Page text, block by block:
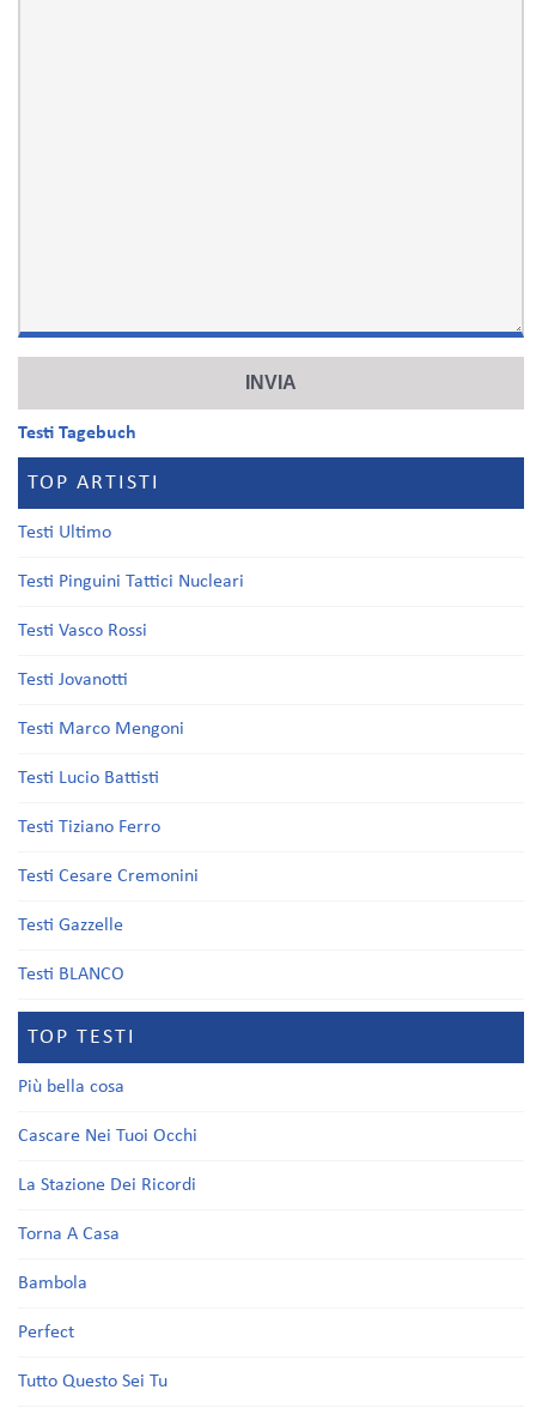
Testi Tagebuch
TOP ARTISTI
Testi Ultimo
Testi Pinguini Tattici Nucleari
Testi Vasco Rossi
Testi Jovanotti
Testi Marco Mengoni
Testi Lucio Battisti
Testi Tiziano Ferro
Testi Cesare Cremonini
Testi Gazzelle
Testi BLANCO
TOP TESTI
Più bella cosa
Cascare Nei Tuoi Occhi
La Stazione Dei Ricordi
Torna A Casa
Bambola
Perfect
Tutto Questo Sei Tu